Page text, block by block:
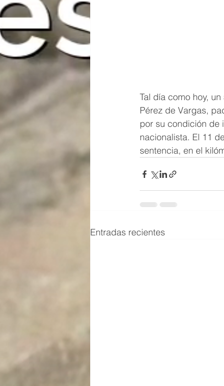
Tal día como hoy,
Pérez de Vargas,
por su condición de
nacionalista. El 11
sentencia, en el
Entradas recientes